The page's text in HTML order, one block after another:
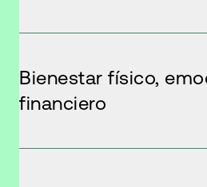
Bienestar físico,
financiero